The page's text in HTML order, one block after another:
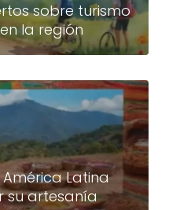
sobre turismo
la región
Latina
su artesanía